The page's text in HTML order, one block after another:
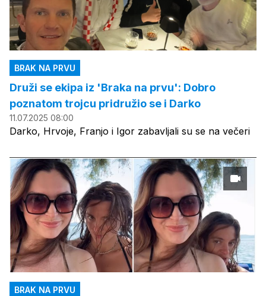
BRAK NA PRVU
Druži se ekipa iz 'Braka na prvu': Dobro
poznatom trojcu pridružio se i Darko
11.07.2025 08:00
Darko, Hrvoje, Franjo i Igor zabavljali su se na večeri
BRAK NA PRVU